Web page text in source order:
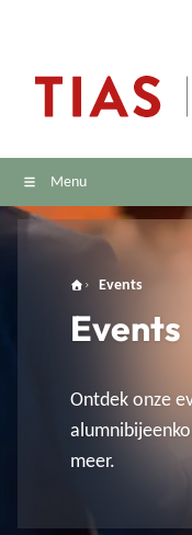
Menu
Events
Events
Ontdek onze
meer.